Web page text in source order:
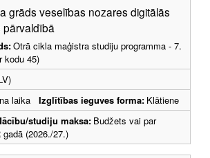
grāds veselības nozares digitālās
pārvaldībā
Otrā cikla maģistra studiju programma - 7.
kodu 45)
laika Izglītības ieguves forma: Klātiene
studiju maksa: Budžets vai par
(2026./27.)